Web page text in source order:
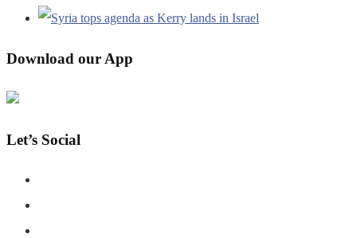
Download our App
Let’s Social